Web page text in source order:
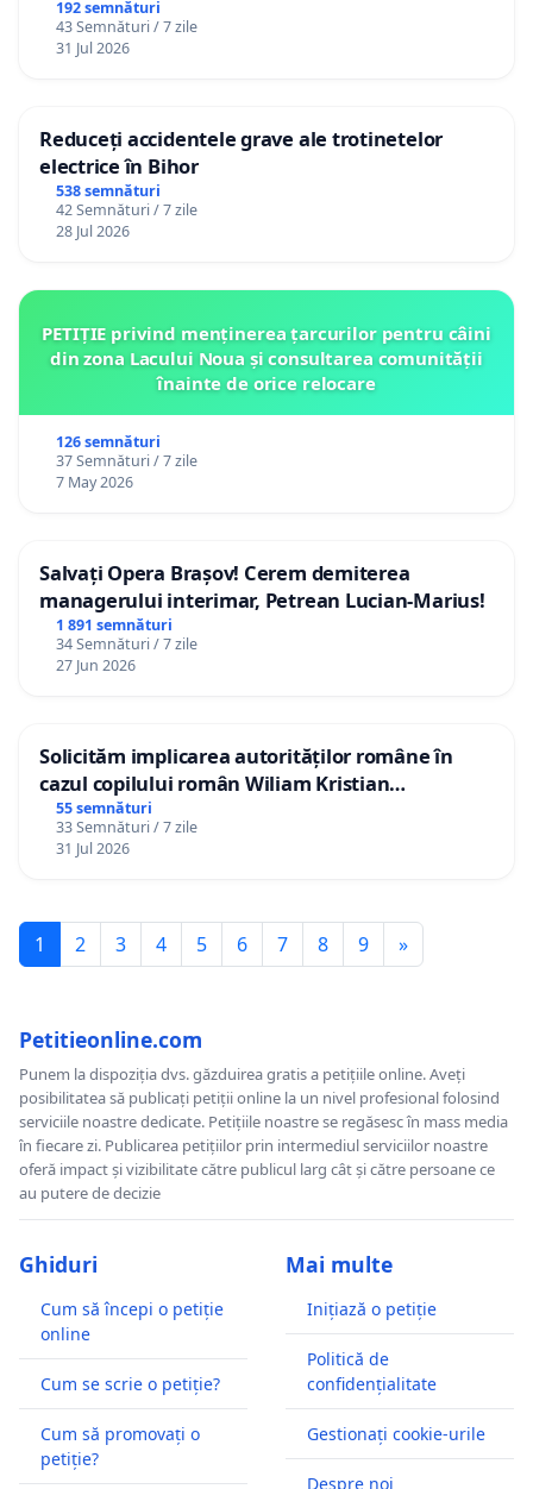
192 semnături
43 Semnături / 7 zile
31 Jul 2026
Reduceți accidentele grave ale trotinetelor
electrice în Bihor
538 semnături
42 Semnături / 7 zile
28 Jul 2026
PETIȚIE privind menținerea țarcurilor pentru câini
din zona Lacului Noua și consultarea comunității
înainte de orice relocare
126 semnături
37 Semnături / 7 zile
7 May 2026
Salvați Opera Brașov! Cerem demiterea
managerului interimar, Petrean Lucian-Marius!
1 891 semnături
34 Semnături / 7 zile
27 Jun 2026
Solicităm implicarea autorităților române în
cazul copilului român Wiliam Kristian
Gheorghe, aflat în plasament în Danemarca de
12 ani
55 semnături
33 Semnături / 7 zile
31 Jul 2026
1 2 3 4 5 6 7 8 9 »
Petitieonline.com
Punem la dispoziția dvs. găzduirea gratis a petițiile online. Aveți
posibilitatea să publicați petiții online la un nivel profesional folosind
serviciile noastre dedicate. Petițiile noastre se regăsesc în mass media
în fiecare zi. Publicarea petițiilor prin intermediul serviciilor noastre
oferă impact și vizibilitate către publicul larg cât și către persoane ce
au putere de decizie
Ghiduri
Cum să începi o petiție
online
Cum se scrie o petiție?
Cum să promovați o
petiție?
Mai multe
Inițiază o petiție
Politică de
confidențialitate
Gestionați cookie-urile
Despre noi